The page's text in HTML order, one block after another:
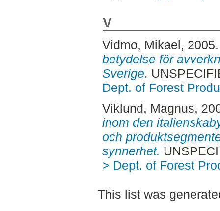
V
Vidmo, Mikael,
betydelse för
Sverige.
Dept. of Forest
Viklund, Magnus,
inom den
och
synnerhet.
> Dept. of Forest
This list was